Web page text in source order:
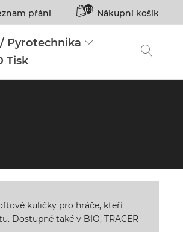
přání (0) Nákupní košík
Pyrotechnika
Tisk
kuličky pro hráče, kteří
Dostupné také v BIO, TRACER